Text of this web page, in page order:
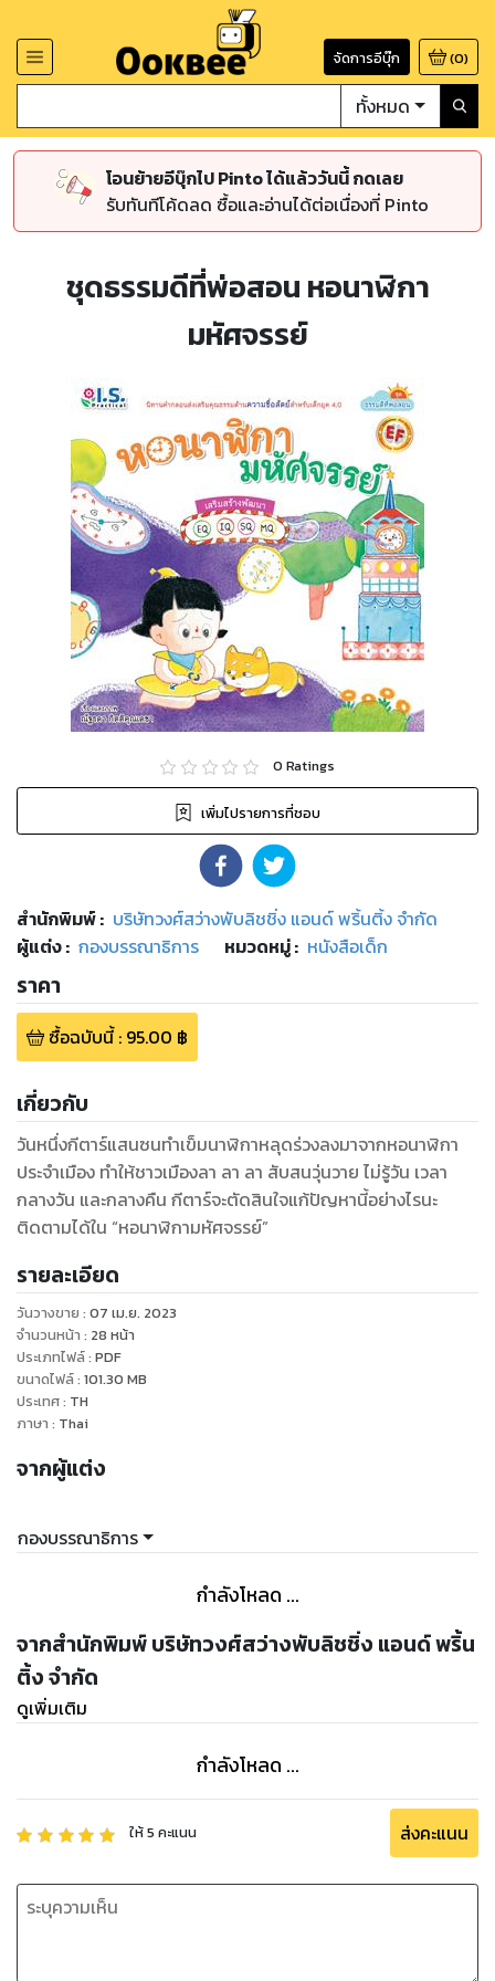
จัดการอีบุ๊ก (0)
ทั้งหมด
โอนย้ายอีบุ๊กไป Pinto ได้แล้ววันนี้ กดเลย
รับทันทีโค้ดลด ซื้อและอ่านได้ต่อเนื่องที่ Pinto
ชุดธรรมดีที่พ่อสอน หอนาฬิกา
มหัศจรรย์
0 Ratings
เพิ่มไปรายการที่ชอบ
สำนักพิมพ์: บริษัทวงศ์สว่างพับลิชชิ่ง แอนด์ พริ้นติ้ง จำกัด
ผู้แต่ง : กองบรรณาธิการ หมวดหมู่: หนังสือเด็ก
ราคา
ซื้อฉบับนี้: 95.00 ฿
เกี่ยวกับ
วันหนึ่งกีตาร์แสนซนทำเข็มนาฬิกาหลุดร่วงลงมาจากหอนาฬิกา
ประจำเมือง ทำให้ชาวเมืองลา ลา ลา สับสนวุ่นวาย ไม่รู้วัน เวลา
กลางวัน และกลางคืน กีตาร์จะตัดสินใจแก้ปัญหานี้อย่างไรนะ
ติดตามได้ใน “หอนาฬิกามหัศจรรย์”
รายละเอียด
วันวางขาย : 07 เม.ย. 2023
จำนวนหน้า : 28 หน้า
ประเภทไฟล์: PDF
ขนาดไฟล์: 101.30 MB
ประเทศ: TH
ภาษา : Thai
จากผู้แต่ง
กองบรรณาธิการ
กำลังโหลด ...
จากสำนักพิมพ์ บริษัทวงศ์สว่างพับลิชชิ่ง แอนด์ พริ้น
ติ้ง จำกัด
ดูเพิ่มเติม
กำลังโหลด ...
ให้5 คะแนน ส่งคะแนน